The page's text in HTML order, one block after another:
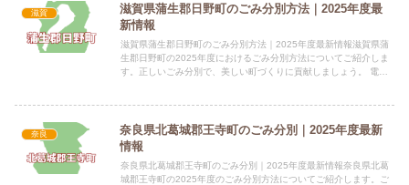
滋賀
滋賀県蒲生郡日野町のごみ分別方法｜2025年度最
新情報
滋賀県蒲生郡日野町のごみ分別方法｜2025年度最新情報滋賀県蒲
生郡日野町の2025年度におけるごみ分別方法についてご紹介しま
す。正しいごみ分別で、美しい町づくりに貢献しましょう。 電話
奈良
奈良県北葛城郡王寺町のごみ分別｜2025年度最新
情報
奈良県北葛城郡王寺町のごみ分別｜2025年度最新情報奈良県北葛
城郡王寺町の2025年度のごみ分別方法についてご紹介します。ご